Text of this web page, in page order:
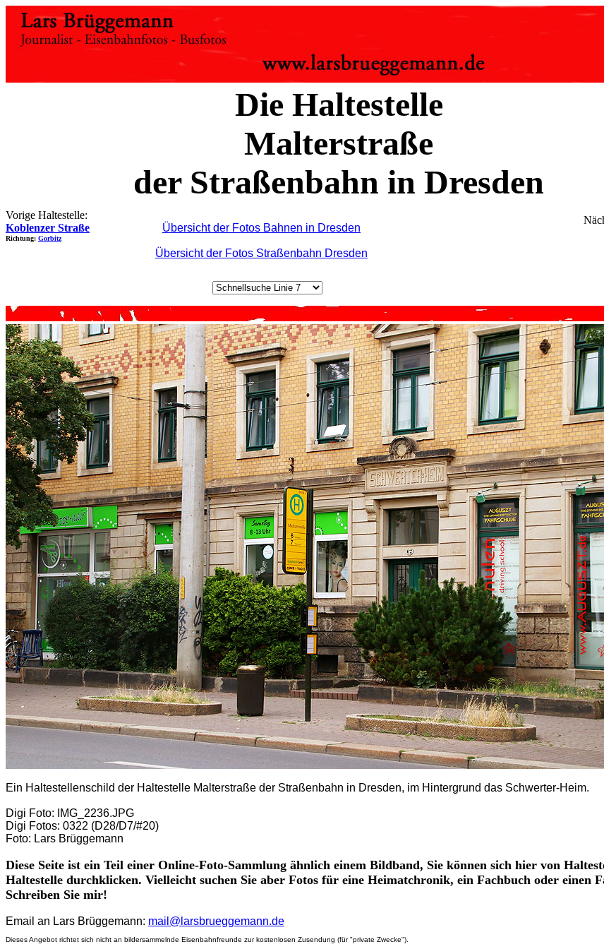
Die Haltestelle
Malterstraße
der Straßenbahn in Dresden
Vorige Haltestelle:
Koblenzer Straße
Richtung: Gorbitz
Übersicht der Fotos Bahnen in Dresden
Übersicht der Fotos Straßenbahn Dresden
Ein Haltestellenschild der Haltestelle Malterstraße der Straßenbahn in Dresden, im Hintergrund das Schwerter-Heim.
Digi Foto: IMG_2236.JPG
Digi Fotos: 0322 (D28/D7/#20)
Foto: Lars Brüggemann
Diese Seite ist ein Teil einer Online-Foto-Sammlung ähnlich einem Bildband, Sie können sich hier von
Haltestelle durchklicken. Vielleicht suchen Sie aber Fotos für eine Heimatchronik, ein Fachbuch oder einen
Schreiben Sie mir!
Email an Lars Brüggemann: mail@larsbrueggemann.de
Dieses Angebot richtet sich nicht an bildersammelnde Eisenbahnfreunde zur kostenlosen Zusendung (für "private Zwecke").